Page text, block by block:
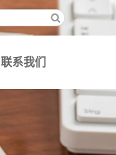
联系我们